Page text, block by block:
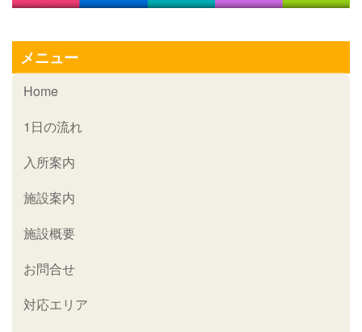
メニュー
Home
1日の流れ
入所案内
施設案内
施設概要
お問合せ
対応エリア